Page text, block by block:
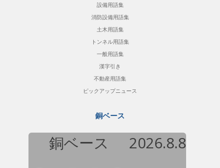
設備用語集
消防設備用語集
土木用語集
トンネル用語集
一般用語集
漢字引き
不動産用語集
ピックアップニュース
銅ベース
銅ベース 2026.8.8